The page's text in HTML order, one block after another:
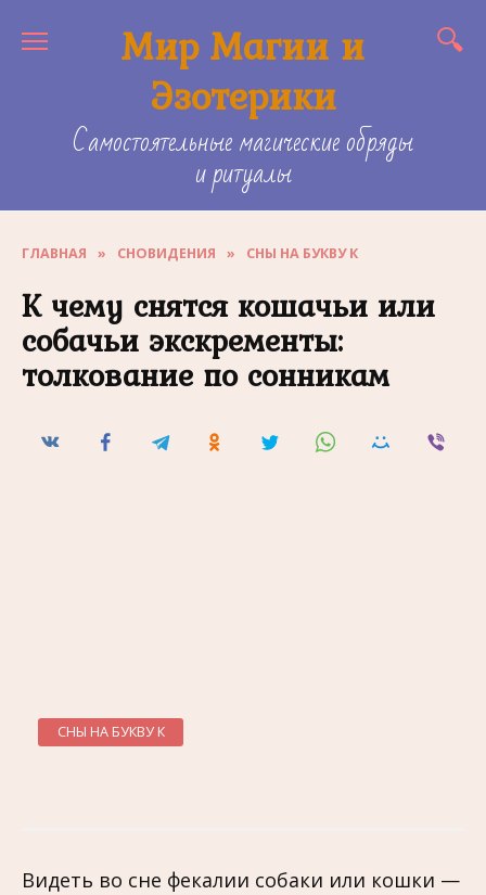
Мир Магии и
Эзотерики
Самостоятельные магические обряды
и ритуалы
ГЛАВНАЯ » СНОВИДЕНИЯ » СНЫ НА БУКВУ К
К чему снятся кошачьи или
собачьи экскременты:
толкование по сонникам
СНЫ НА БУКВУ К
Видеть во сне фекалии собаки или кошки —